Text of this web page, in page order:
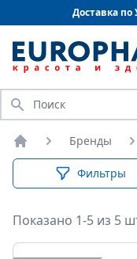
Доставка по
Искать
Главная
Бренды
Фильтры
Показано 1-5 из 5